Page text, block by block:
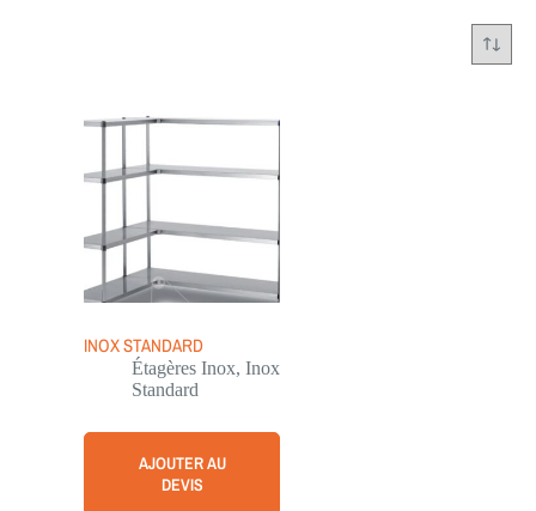
INOX STANDARD
Étagères Inox, Inox
Standard
AJOUTER AU
DEVIS